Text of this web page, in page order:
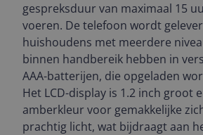
gespreksduur van maximaal 15
voeren. De telefoon wordt
huishoudens met meerdere
binnen handbereik hebben in
AAA-batterijen, die opgeladen
Het LCD-display is 1.2 inch
amberkleur voor gemakkelijke
prachtig licht, wat bijdraagt ​​aan